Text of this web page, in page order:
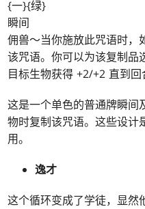
{一}{绿}
瞬间
佣兽～当你施放此咒语时，
该咒语。你可以为该复制品
目标生物获得 +2/+2 直到回
这是一个单色的普通牌瞬间
物时复制该咒语。这些设计
用。
逸才
这个循环变成了学徒，显然